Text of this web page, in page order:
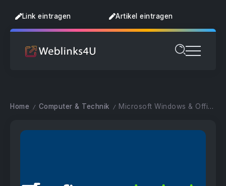
Link eintragen Artikel eintragen
Home / Computer & Technik / Microsoft Windows & Office Key / Serial